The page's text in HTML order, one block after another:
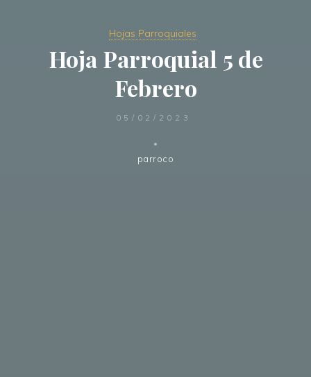
Hojas Parroquiales
Hoja Parroquial 5 de
Febrero
05/02/2023
parroco